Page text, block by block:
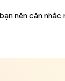
nên cân nhắc